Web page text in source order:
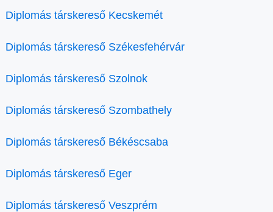
Diplomás társkereső Kecskemét
Diplomás társkereső Székesfehérvár
Diplomás társkereső Szolnok
Diplomás társkereső Szombathely
Diplomás társkereső Békéscsaba
Diplomás társkereső Eger
Diplomás társkereső Veszprém